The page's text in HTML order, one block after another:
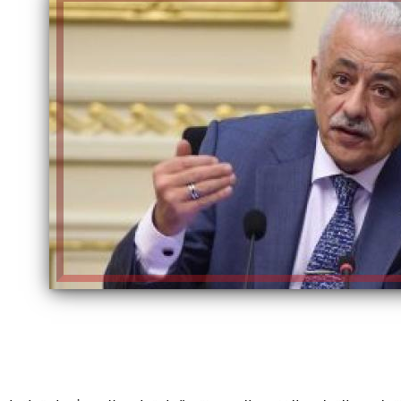
المحبة.. رسول السلام والإنسانية
إلهام شرشر تكتب: دي مبقتش كورة..
دي سياسة